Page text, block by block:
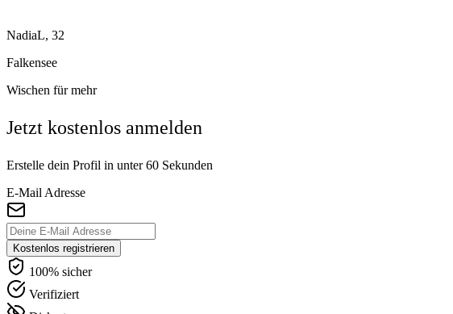
NadiaL, 32
Falkensee
Wischen für mehr
Jetzt kostenlos anmelden
Erstelle dein Profil in unter 60 Sekunden
E-Mail Adresse
Kostenlos registrieren
100% sicher
Verifiziert